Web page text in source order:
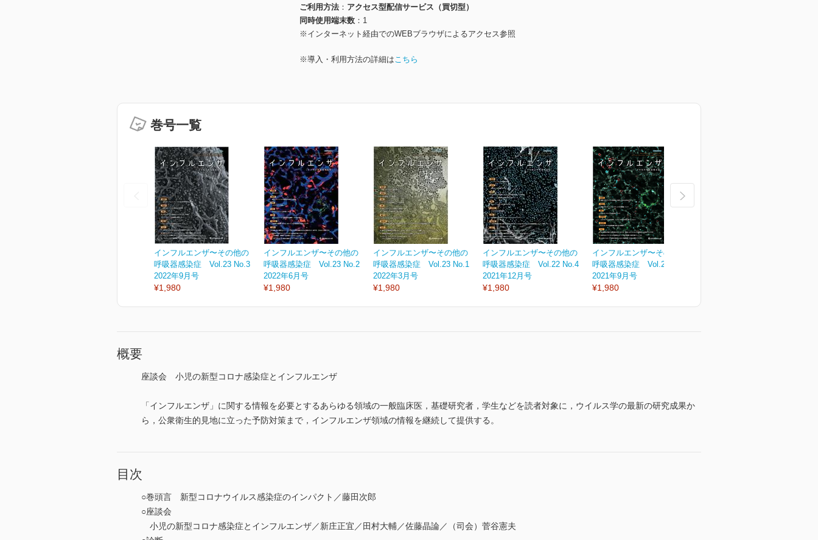
ご利用方法
アクセス型配信サービス（買切型）
同時使用端末数
1
※インターネット経由でのWEBブラウザによるアクセス参照
※導入・利用方法の詳細はこちら
巻号一覧
インフルエンザ〜その他の
呼吸器感染症 Vol.23 No.3
2022年9月号
¥1,980
インフルエンザ〜その他の
呼吸器感染症 Vol.23 No.2
2022年6月号
¥1,980
インフルエンザ〜その他の
呼吸器感染症 Vol.23 No.1
2022年3月号
¥1,980
インフルエンザ〜その他の
呼吸器感染症 Vol.22 No.4
2021年12月号
¥1,980
インフルエンザ〜その他の
呼吸器感染症 Vol.22 No.3
2021年9月号
¥1,980
概要
座談会 小児の新型コロナ感染症とインフルエンザ
「インフルエンザ」に関する情報を必要とするあらゆる領域の一般臨床医，基礎研究者，学生などを読者対象に，ウイルス学の最新の研究成果か
ら，公衆衛生的見地に立った予防対策まで，インフルエンザ領域の情報を継続して提供する。
目次
○巻頭言 新型コロナウイルス感染症のインパクト／藤田次郎
○座談会
小児の新型コロナ感染症とインフルエンザ／新庄正宜／田村大輔／佐藤晶論／（司会）菅谷憲夫